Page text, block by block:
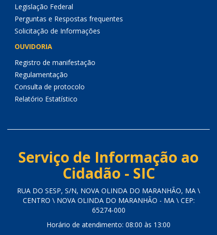
Legislação Federal
Perguntas e Respostas frequentes
Solicitação de Informações
OUVIDORIA
Registro de manifestação
Regulamentação
Consulta de protocolo
Relatório Estatístico
Serviço de Informação ao
Cidadão - SIC
RUA DO SESP, S/N, NOVA OLINDA DO MARANHÃO, MA \
CENTRO \ NOVA OLINDA DO MARANHÃO - MA \ CEP:
65274-000
Horário de atendimento: 08:00 às 13:00